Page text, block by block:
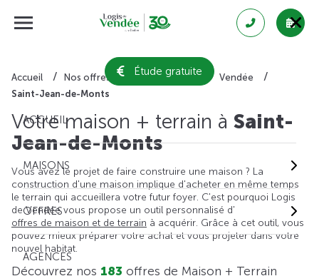
Étude gratuite
ACCUEIL
MAISONS
OFFRES
AGENCES
Accueil Nos offres de maison + terrain
Vendée
Saint-Jean-de-Monts
Votre maison + terrain à Saint-
Jean-de-Monts
Vous avez le projet de faire construire une maison ? La
construction d'une maison implique d'acheter en même temps
le terrain qui accueillera votre futur foyer. C'est pourquoi Logis
de Vendée vous propose un outil personnalisé d'
offres de maison et de terrain à acquérir. Grâce à cet outil, vous
pouvez mieux préparer votre achat et vous projeter dans votre
nouvel habitat.
Découvrez nos 183 offres de Maison + Terrain